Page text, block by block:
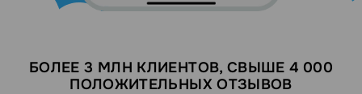
БОЛЕЕ 3 МЛН КЛИЕНТОВ, СВЫШЕ 4 000
ПОЛОЖИТЕЛЬНЫХ ОТЗЫВОВ